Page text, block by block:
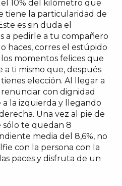
10% del kilómetro que
tiene la particularidad de
es sin duda el
a pedirle a tu compañero
haces, corres el estúpido
momentos felices que
a ti mismo que, después
elección. Al llegar a
con dignidad
la izquierda y llegando
Una vez al pie de
sólo te quedan 8
media del 8,6%, no
con la persona con la
paces y disfruta de un